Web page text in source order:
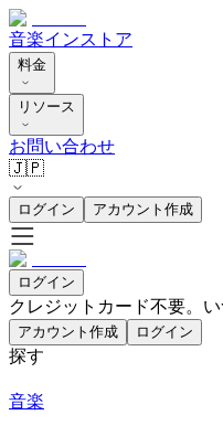
音楽インストア
料金
リソース
お問い合わせ
🇯🇵
ログイン アカウント作成
ログイン
クレジットカード不要。い
アカウント作成 ログイン
探す
音楽